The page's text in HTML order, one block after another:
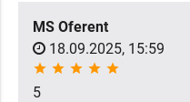
MS Oferent
18.09.2025, 15:59
star star star star star
5